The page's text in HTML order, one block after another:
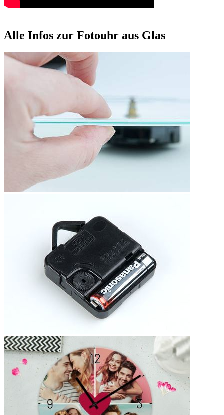
Alle Infos zur Fotouhr aus Glas